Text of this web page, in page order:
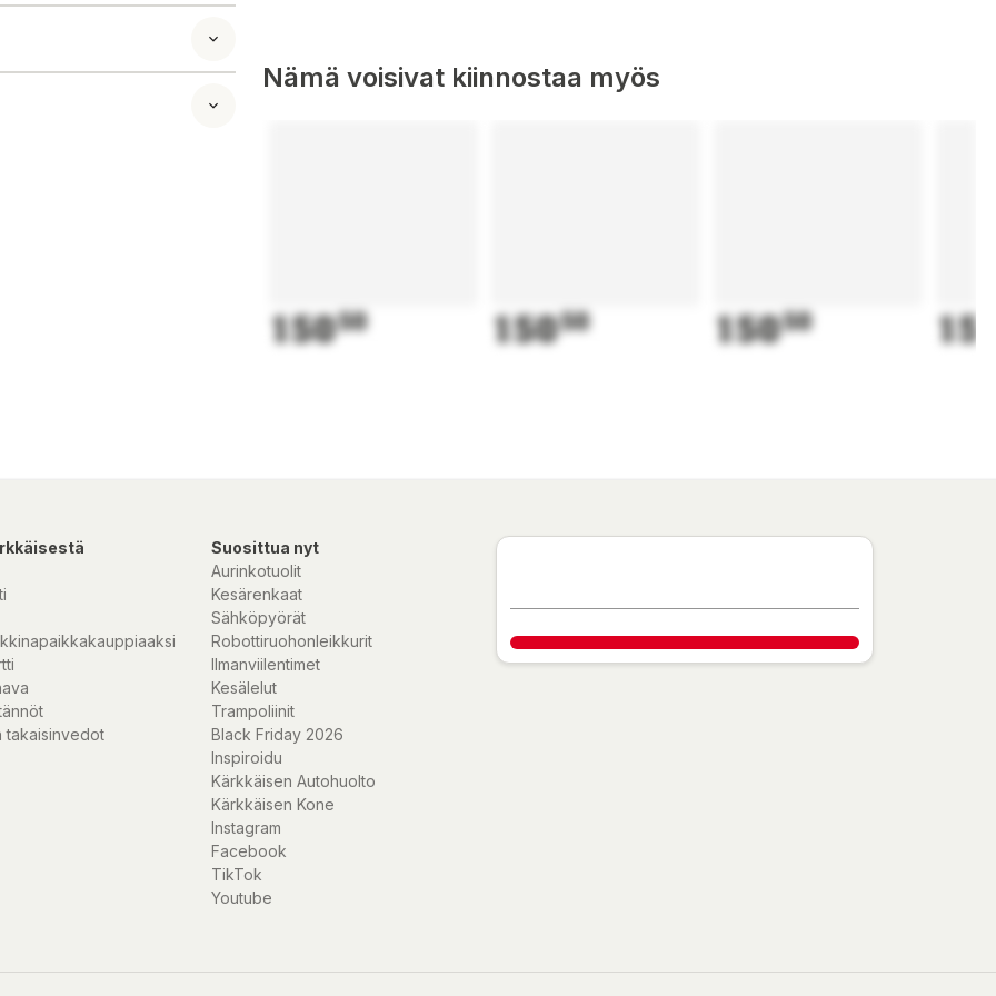
sittande och
som arbetar i
Nämä voisivat kiinnostaa myös
15050 15050 15050
takaisinvedot
Suosittua nyt
Aurinkotuolit
Kesärenkaat
Sähköpyörät
Robottiruohonleikkurit
Ilmanviilentimet
Kesälelut
Trampoliinit
Black Friday 2026
Inspiroidu
Kärkkäisen Autohuolto
Kärkkäisen Kone
Instagram
Facebook
TikTok
Youtube